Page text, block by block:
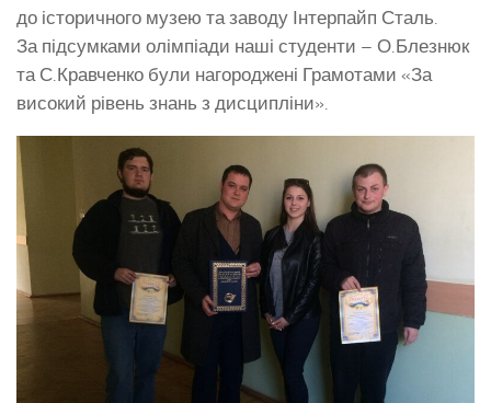
до історичного музею та заводу Інтерпайп Сталь.
За підсумками олімпіади наші студенти – О.Блезнюк
та С.Кравченко були нагороджені Грамотами «За
високий рівень знань з дисципліни».